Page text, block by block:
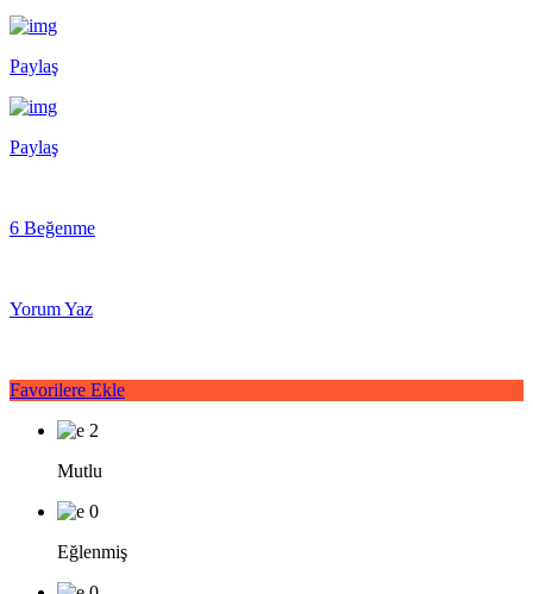
Paylaş
Paylaş
6 Beğenme
Yorum Yaz
Favorilere Ekle
2
Mutlu
0
Eğlenmiş